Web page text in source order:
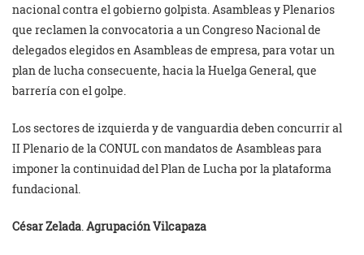
nacional contra el gobierno golpista. Asambleas y Plenarios
que reclamen la convocatoria a un Congreso Nacional de
delegados elegidos en Asambleas de empresa, para votar un
plan de lucha consecuente, hacia la Huelga General, que
barrería con el golpe.
Los sectores de izquierda y de vanguardia deben concurrir al
II Plenario de la CONUL con mandatos de Asambleas para
imponer la continuidad del Plan de Lucha por la plataforma
fundacional.
César Zelada.Agrupación Vilcapaza